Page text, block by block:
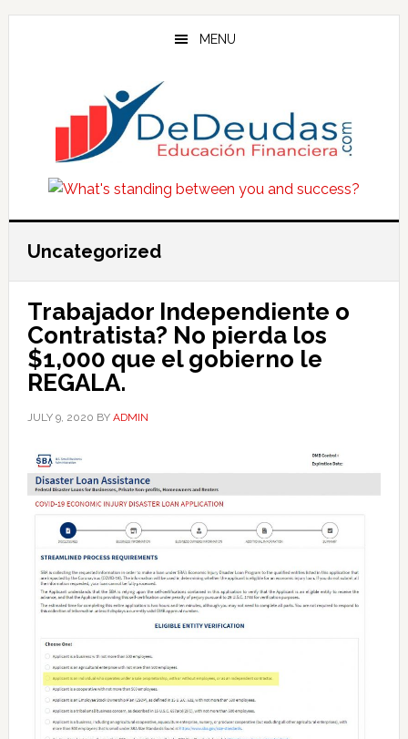
Skip
Skip
Skip
MENU
Uncategorized
Trabajador Independiente o
Contratista? No pierda los
$1,000 que el gobierno le
REGALA.
JULY 9, 2020 BY ADMIN